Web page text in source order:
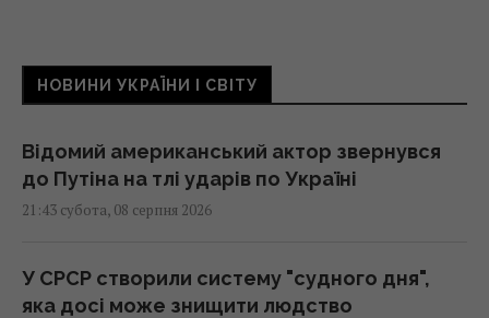
НОВИНИ УКРАЇНИ І СВІТУ
Відомий американський актор звернувся
до Путіна на тлі ударів по Україні
21:43 субота, 08 серпня 2026
У СРСР створили систему "судного дня",
яка досі може знищити людство